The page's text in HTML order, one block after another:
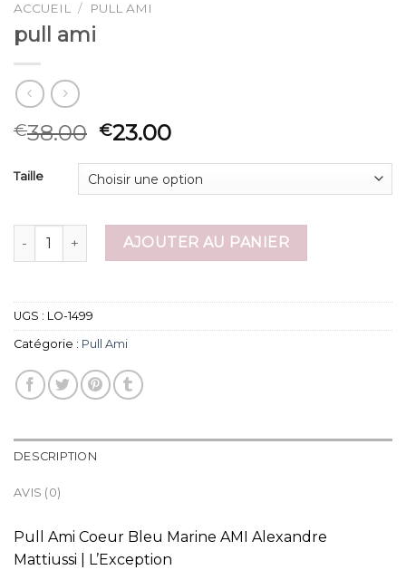
ACCUEIL / PULL AMI
pull ami
€38.00 €23.00
Taille
quantité de pull amiAJOUTER AU PANIER
UGS : LO-1499
Catégorie : Pull Ami
DESCRIPTION
AVIS (0)
Pull Ami Coeur Bleu Marine AMI Alexandre
Mattiussi | L’Exception